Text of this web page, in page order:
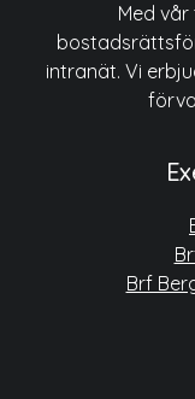
Med
intranät. Vi
Brf